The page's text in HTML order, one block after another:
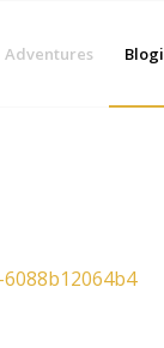
Adventures Blogi